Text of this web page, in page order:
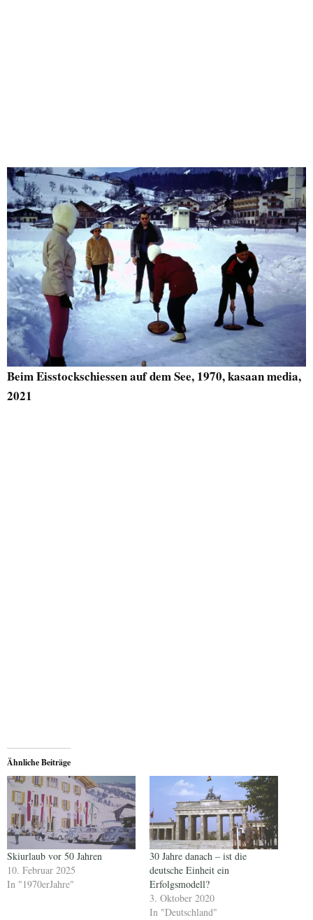
Beim Eisstockschiessen auf dem See, 1970, kasaan media,
2021
Ähnliche Beiträge
Skiurlaub vor 50 Jahren
10. Februar 2025
In "1970erJahre"
30 Jahre danach – ist die
deutsche Einheit ein
Erfolgsmodell?
3. Oktober 2020
In "Deutschland"